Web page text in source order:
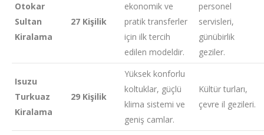
Otokar
Sultan
Kiralama
27 Kişilik
ekonomik ve
pratik transferler
için ilk tercih
edilen modeldir.
personel
servisleri,
günübirlik
geziler.
Isuzu
Turkuaz
Kiralama
29 Kişilik
Yüksek konforlu
koltuklar, güçlü
klima sistemi ve
geniş camlar.
Kültür turları,
çevre il gezileri.